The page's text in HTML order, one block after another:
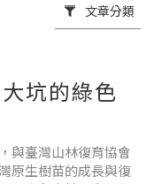
文章分類
坑的綠色
與臺灣山林復育協會
原生樹苗的成長與復